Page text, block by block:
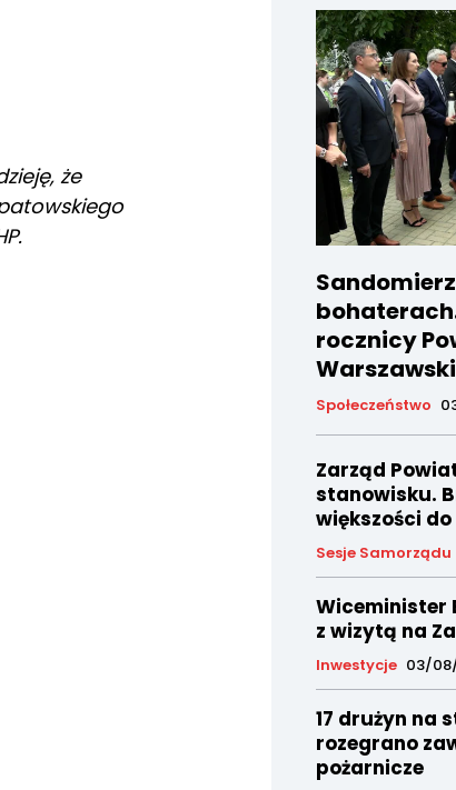
że
rocznicy
Społeczeństwo
Zarząd
stanowisku.
większości
Sesje Samorządu
Wiceminister
z wizytą na
Inwestycje 03/
17 drużyn na
rozegrano
pożarnicze